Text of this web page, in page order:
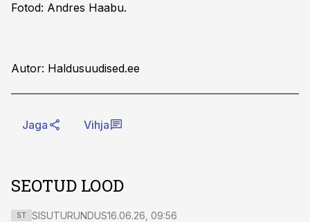
Fotod: Andres Haabu.
Autor: Haldusuudised.ee
Jaga Vihja
SEOTUD LOOD
ST SISUTURUNDUS16.06.26, 09:56